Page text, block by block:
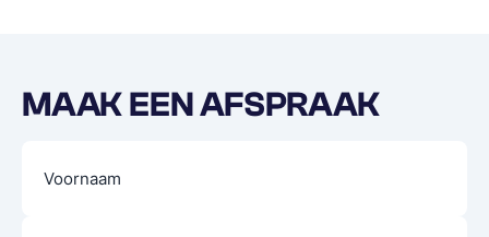
MAAK EEN AFSPRAAK